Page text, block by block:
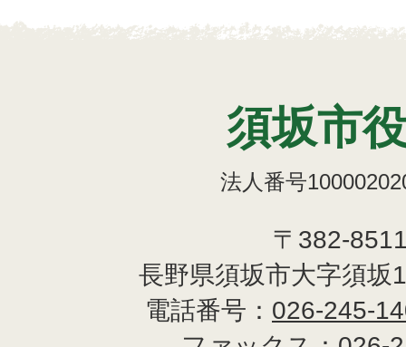
須坂市
法人番号
〒382-
長野県須坂市大字須坂
電話番号： 026-245-